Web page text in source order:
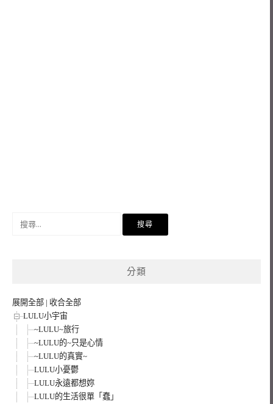
分類
展開全部 | 收合全部
LULU小宇宙
~LULU~旅行
~LULU的~只是心情
~LULU的真實~
LULU小憂鬱
LULU永遠都想妳
LULU的生活很單「蠢」